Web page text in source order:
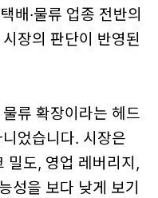
·물류 업종 전반의
장의 판단이 반영된
류 확장이라는 헤드
었습니다. 시장은
밀도, 영업 레버리지,
성을 보다 낮게 보기